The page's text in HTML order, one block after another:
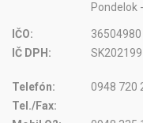
Pondelok
IČO:
36504980
IČ DPH:
Telefón:
0948 720
Tel./Fax: